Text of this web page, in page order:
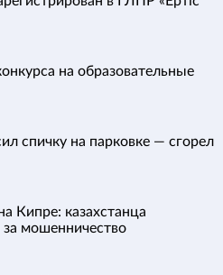
на образовательные
спичку на парковке — сгорел
Кипре: казахстанца
за мошенничество